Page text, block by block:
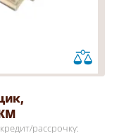
рассрочку: